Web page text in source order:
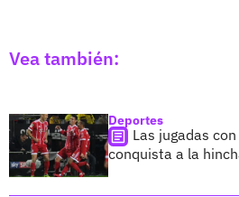
Vea también:
Deportes
Las jugadas
conquista a la